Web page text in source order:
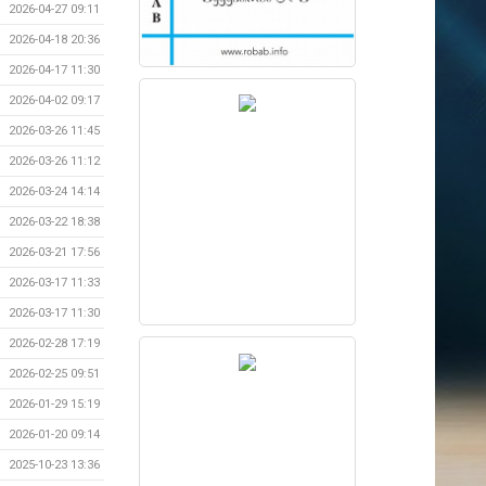
2026-04-27 09:11
2026-04-18 20:36
2026-04-17 11:30
2026-04-02 09:17
2026-03-26 11:45
2026-03-26 11:12
2026-03-24 14:14
2026-03-22 18:38
2026-03-21 17:56
2026-03-17 11:33
2026-03-17 11:30
2026-02-28 17:19
2026-02-25 09:51
2026-01-29 15:19
2026-01-20 09:14
2025-10-23 13:36